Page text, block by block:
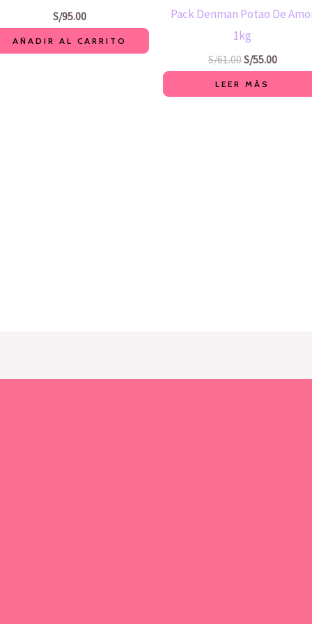
S/95.00
AÑADIR AL CARRITO
Pack Denman Potao De
1kg
S/61.00
S/61.00.
S/55.00
S/55.00.
LEER MÁS